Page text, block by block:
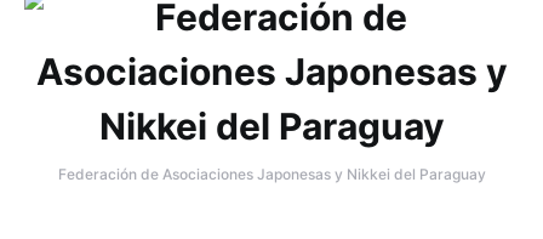
Federación de Asociaciones Japonesas y Nikkei del Paraguay